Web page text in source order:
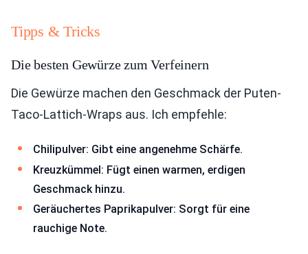
Tipps & Tricks
Die besten Gewürze zum Verfeinern
Die Gewürze machen den Geschmack der Puten-
Taco-Lattich-Wraps aus. Ich empfehle:
Chilipulver: Gibt eine angenehme Schärfe.
Kreuzkümmel: Fügt einen warmen, erdigen
Geschmack hinzu.
Geräuchertes Paprikapulver: Sorgt für eine
rauchige Note.